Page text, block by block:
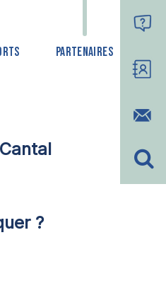
PARTENAIRES
?